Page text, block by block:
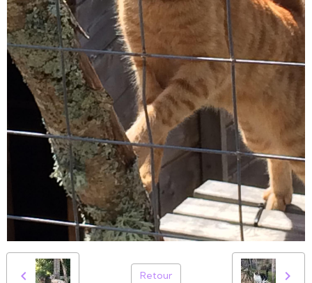
Retour